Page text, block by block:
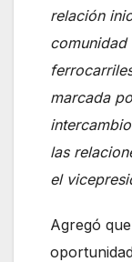
relación
comunidad
marcada
las
el
Agregó